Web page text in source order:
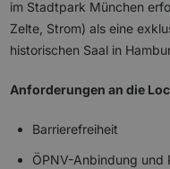
im Stadtpark München
Zelte, Strom) als eine
historischen Saal in
Anforderungen an die
Barrierefreiheit
ÖPNV-Anbindung und